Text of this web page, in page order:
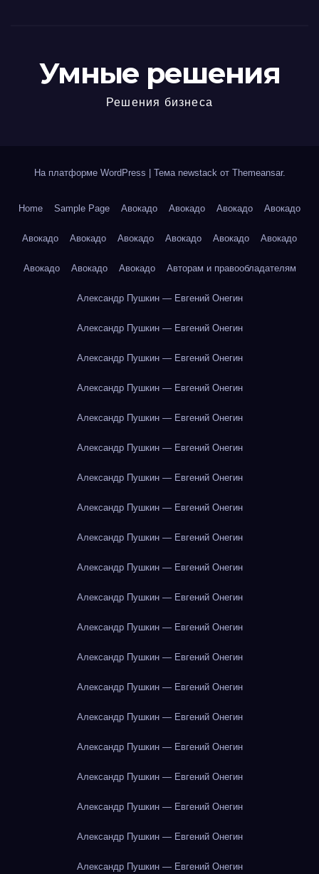
Умные решения
Решения бизнеса
На платформе WordPress Тема newstack от Themeansar.
Home Sample Page Авокадо Авокадо Авокадо Авокадо
Авокадо Авокадо Авокадо Авокадо Авокадо Авокадо
Авокадо Авокадо Авокадо Авторам и правообладателям
Александр Пушкин — Евгений Онегин
Александр Пушкин — Евгений Онегин
Александр Пушкин — Евгений Онегин
Александр Пушкин — Евгений Онегин
Александр Пушкин — Евгений Онегин
Александр Пушкин — Евгений Онегин
Александр Пушкин — Евгений Онегин
Александр Пушкин — Евгений Онегин
Александр Пушкин — Евгений Онегин
Александр Пушкин — Евгений Онегин
Александр Пушкин — Евгений Онегин
Александр Пушкин — Евгений Онегин
Александр Пушкин — Евгений Онегин
Александр Пушкин — Евгений Онегин
Александр Пушкин — Евгений Онегин
Александр Пушкин — Евгений Онегин
Александр Пушкин — Евгений Онегин
Александр Пушкин — Евгений Онегин
Александр Пушкин — Евгений Онегин
Александр Пушкин — Евгений Онегин